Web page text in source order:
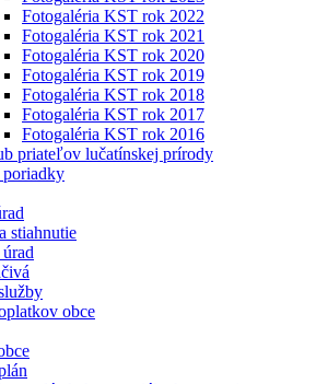
Fotogaléria KST rok 2022
Fotogaléria KST rok 2021
Fotogaléria KST rok 2020
Fotogaléria KST rok 2019
Fotogaléria KST rok 2018
Fotogaléria KST rok 2017
Fotogaléria KST rok 2016
priateľov lučatínskej prírody
poriadky
stiahnutie
obce